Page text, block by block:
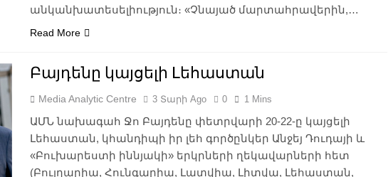
անկանխատեսելիություն։ «Չնայած մարտահրավերին,…
Read More
Բայդենը կայցելի Լեհաստան
Media Analytic Centre 3 Տարի Ago 0 1 Mins
ԱՄՆ նախագահ Ջո Բայդենը փետրվարի 20-22-ը կայցելի
Լեհաստան, կհանդիպի իր լեհ գործընկեր Անջեյ Դուդայի և
«Բուխարեստի իննյակի» երկրների ղեկավարների հետ
(Բուլղարիա, Հունգարիա, Լատվիա, Լիտվա, Լեհաստան,